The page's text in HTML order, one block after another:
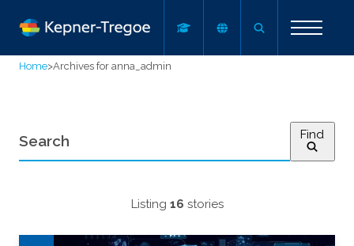
Home>Archives for anna_admin
Find
Listing 16 stories